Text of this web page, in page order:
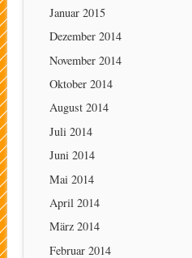
Januar 2015
Dezember 2014
November 2014
Oktober 2014
August 2014
Juli 2014
Juni 2014
Mai 2014
April 2014
März 2014
Februar 2014